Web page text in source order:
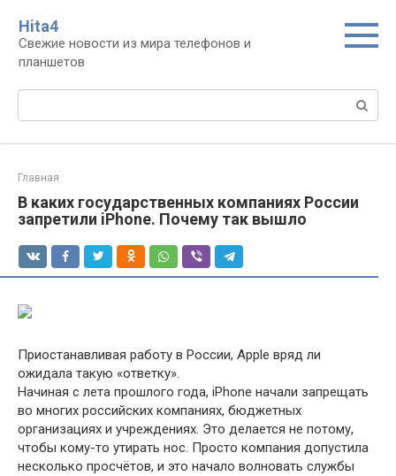
контенту
Нita4
Свежие новости из мира телефонов и
планшетов
Поиск:
Главная
В каких государственных компаниях России
запретили iPhone. Почему так вышло
Приостанавливая работу в России, Apple вряд ли
ожидала такую «ответку».
Начиная с лета прошлого года, iPhone начали запрещать
во многих российских компаниях, бюджетных
организациях и учреждениях. Это делается не потому,
чтобы кому-то утирать нос. Просто компания допустила
несколько просчётов, и это начало волновать службы